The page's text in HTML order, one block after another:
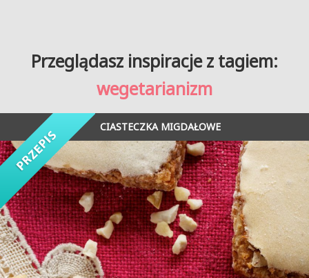
Przeglądasz inspiracje z tagiem:
wegetarianizm
CIASTECZKA MIGDAŁOWE